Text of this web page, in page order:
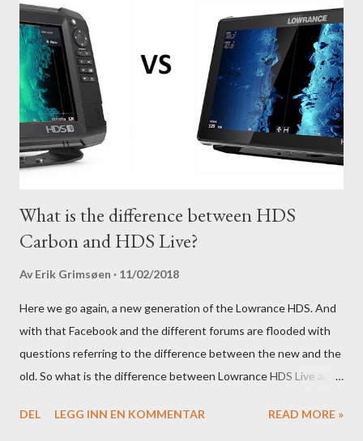
What is the difference between HDS
Carbon and HDS Live?
Av Erik Grimsøen 11/02/2018
Here we go again, a new generation of the Lowrance HDS. And
with that Facebook and the different forums are flooded with
questions referring to the difference between the new and the
old. So what is the difference between Lowrance HDS Live and
DEL
LEGG INN EN KOMMENTAR READ MORE »